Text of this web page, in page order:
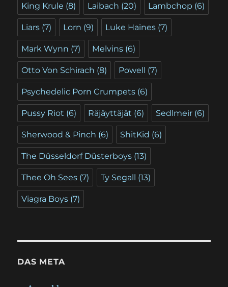
King Krule (8) Laibach (20) Lambchop (6)
Liars (7) Lorn (9) Luke Haines (7)
Mark Wynn (7) Melvins (6)
Otto Von Schirach (8) Powell (7)
Psychedelic Porn Crumpets (6)
Pussy Riot (6) Räjäyttäjät (6) Sedlmeir (6)
Sherwood & Pinch (6) ShitKid (6)
The Düsseldorf Düsterboys (13)
Thee Oh Sees (7) Ty Segall (13)
Viagra Boys (7)
DAS META